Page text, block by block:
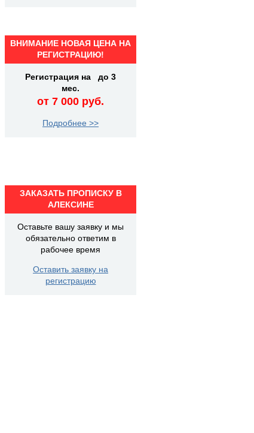
ВНИМАНИЕ НОВАЯ ЦЕНА НА
РЕГИСТРАЦИЮ!
Регистрация на до 3
мес.
от 7 000 руб.
Подробнее >>
ЗАКАЗАТЬ ПРОПИСКУ В
АЛЕКСИНЕ
Оставьте вашу заявку и мы
обязательно ответим в
рабочее время
Оставить заявку на
регистрацию